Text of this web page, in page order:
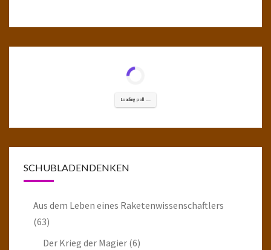
Loading poll ...
SCHUBLADENDENKEN
Aus dem Leben eines Raketenwissenschaftlers
(63)
Der Krieg der Magier (6)